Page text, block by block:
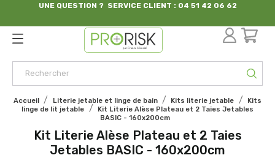
UNE QUESTION ? SERVICE CLIENT : 04 51 42 06 62
par France Sécurité
Accueil Literie jetable et linge de bain Kits literie jetable
Kits
linge de lit jetable
Kit Literie Alèse Plateau et 2 Taies Jetables
BASIC - 160x200cm
Kit Literie Alèse Plateau et 2 Taies
Jetables BASIC - 160x200cm